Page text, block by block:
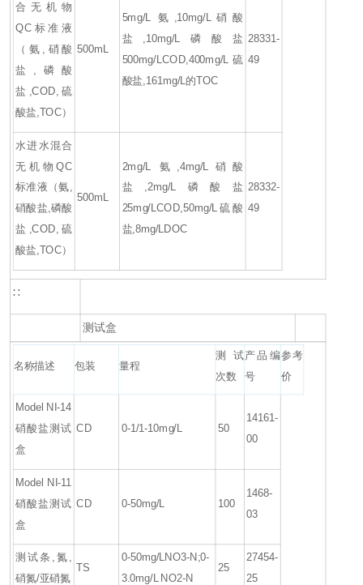
合无机物
QC标准液
（氨,硝酸
盐,磷酸
盐,COD,硫
酸盐,TOC）
500mL
5mg/L 氨,10mg/L硝酸
盐,10mg/L磷酸盐
500mg/LCOD,400mg/L硫
酸盐,161mg/L的TOC
28331-
49
水进水混合
无机物QC
标准液（氨,
硝酸盐,磷酸
盐,COD,硫
酸盐,TOC）
500mL
2mg/L 氨,4mg/L硝酸
盐,2mg/L磷酸盐
25mg/LCOD,50mg/L硫酸
盐,8mg/LDOC
28332-
49
∷
测试盒
名称描述 包装 量程
测试
次数
产品编
号
参考
价
Model NI-14
硝酸盐测试
盒
CD 0-1/1-10mg/L 50
14161-
00
Model NI-11
硝酸盐测试
盒
CD 0-50mg/L 100
1468-
03
测试条,氮,
硝氮/亚硝氮
TS
0-50mg/LNO3-N;0-
3.0mg/L NO2-N
25
27454-
25